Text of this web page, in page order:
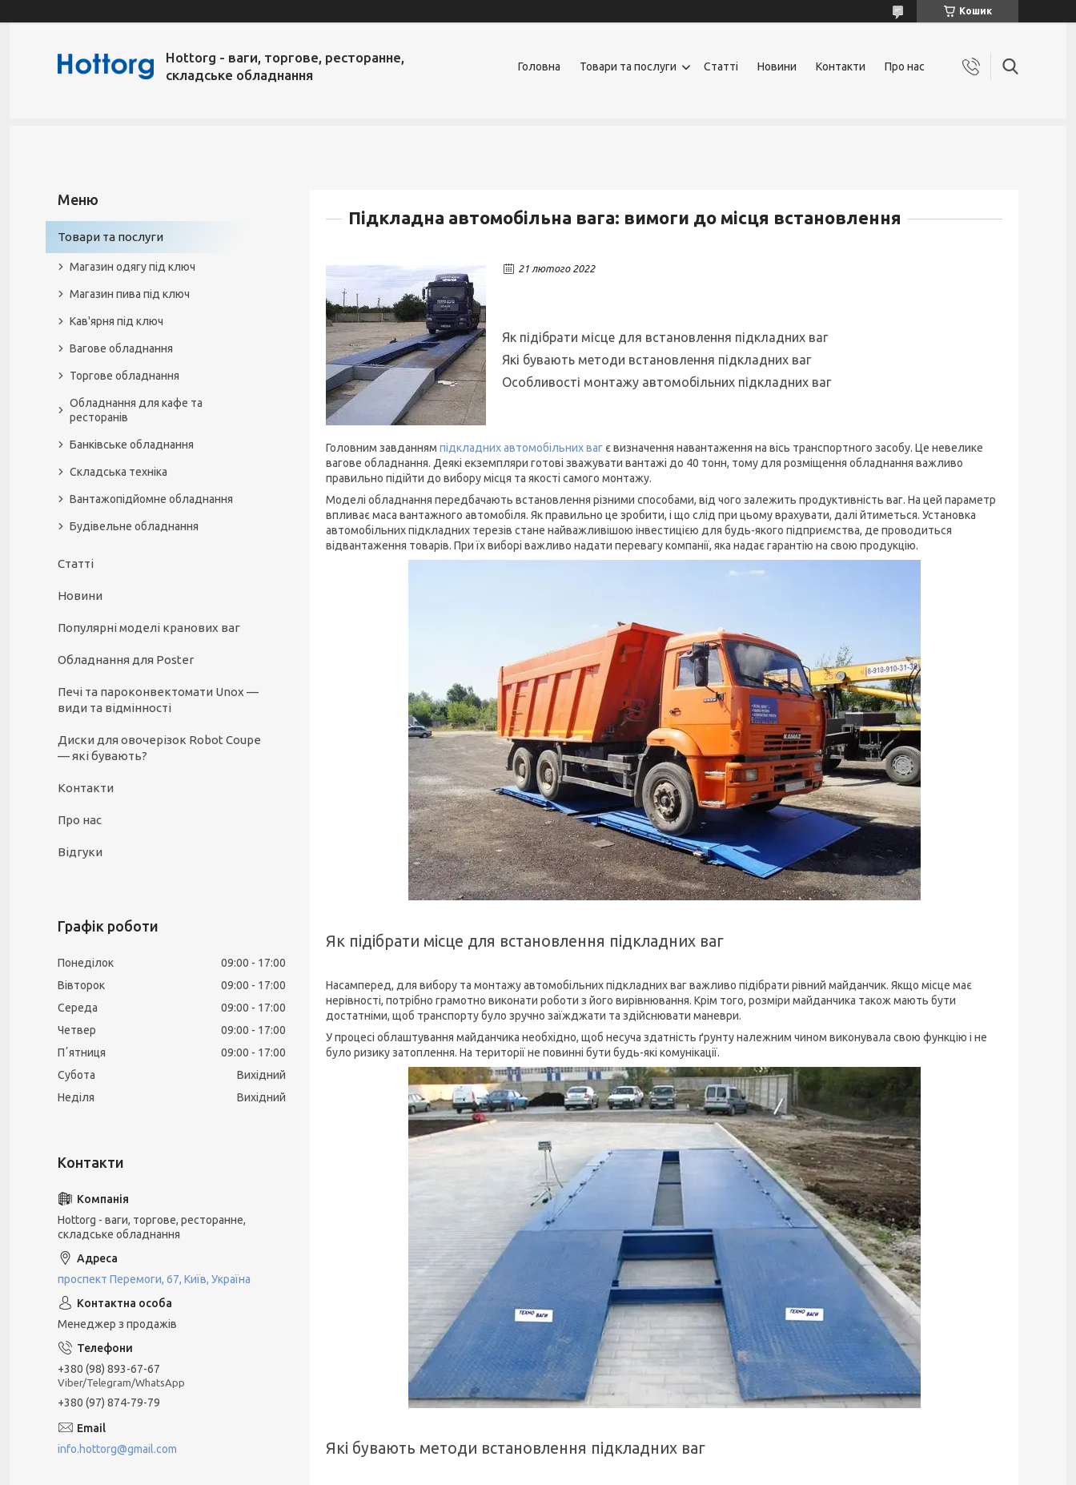
Кошик
Hottorg - ваги, торгове, ресторанне,
складське обладнання
Головна Товари та послуги Статті Новини Контакти Про нас
Підкладна автомобільна вага: вимоги до місця встановлення
21 лютого 2022
Як підібрати місце для встановлення підкладних ваг
Які бувають методи встановлення підкладних ваг
Особливості монтажу автомобільних підкладних ваг
Головним завданням підкладних автомобільних ваг є визначення навантаження на вісь транспортного засобу. Це невелике
вагове обладнання. Деякі екземпляри готові зважувати вантажі до 40 тонн, тому для розміщення обладнання важливо
правильно підійти до вибору місця та якості самого монтажу.
Моделі обладнання передбачають встановлення різними способами, від чого залежить продуктивність ваг. На цей параметр
впливає маса вантажного автомобіля. Як правильно це зробити, і що слід при цьому врахувати, далі йтиметься. Установка
автомобільних підкладних терезів стане найважливішою інвестицією для будь-якого підприємства, де проводиться
відвантаження товарів. При їх виборі важливо надати перевагу компанії, яка надає гарантію на свою продукцію.
Як підібрати місце для встановлення підкладних ваг
Насамперед, для вибору та монтажу автомобільних підкладних ваг важливо підібрати рівний майданчик. Якщо місце має
нерівності, потрібно грамотно виконати роботи з його вирівнювання. Крім того, розміри майданчика також мають бути
достатніми, щоб транспорту було зручно заїжджати та здійснювати маневри.
У процесі облаштування майданчика необхідно, щоб несуча здатність ґрунту належним чином виконувала свою функцію і не
було ризику затоплення. На території не повинні бути будь-які комунікації.
Які бувають методи встановлення підкладних ваг
Товари та послуги
Магазин одягу під ключ
Магазин пива під ключ
Кав'ярня під ключ
Вагове обладнання
Торгове обладнання
Обладнання для кафе та
ресторанів
Банківське обладнання
Складська техніка
Вантажопідйомне обладнання
Будівельне обладнання
Статті
Новини
Популярні моделі кранових ваг
Обладнання для Poster
Печі та пароконвектомати Unox —
види та відмінності
Диски для овочерізок Robot Coupe
— які бувають?
Контакти
Про нас
Відгуки
Графік роботи
Понеділок 09:00
17:00
Вівторок
09:00
17:00
Середа
09:00
17:00
Четвер
09:00
17:00
Пʼятниця
09:00
17:00
Субота
Вихідний
Неділя
Вихідний
Hottorg - ваги, торгове, ресторанне,
складське обладнання
проспект Перемоги, 67, Київ, Україна
Менеджер з продажів
+380 (98) 893-67-67
Viber/Telegram/WhatsApp
+380 (97) 874-79-79
info.hottorg@gmail.com